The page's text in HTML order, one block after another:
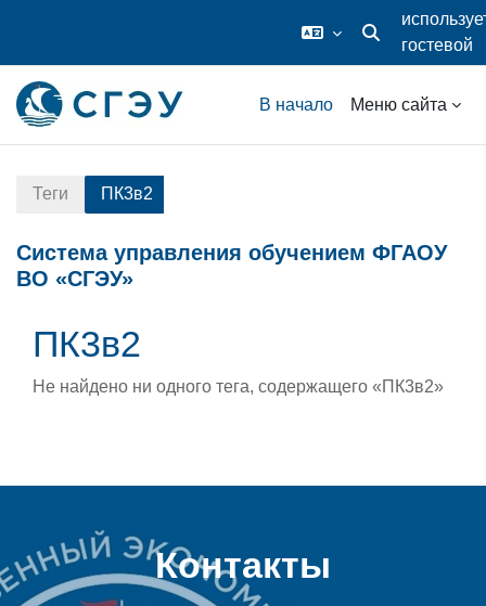
Изменитьгостевой
доступ
В начало
Меню сайта
Теги ПК3в2
Система управления обучением ФГАОУ
ВО «СГЭУ»
ПК3в2
Не найдено ни одного тега, содержащего «ПК3в2»
Контакты